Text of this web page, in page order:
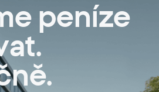
peníze